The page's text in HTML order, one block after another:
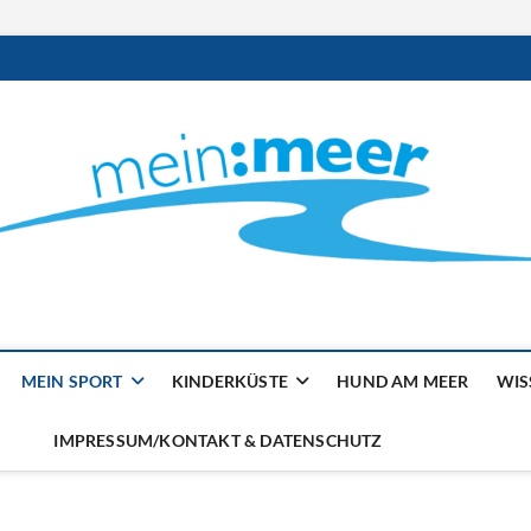
MEIN SPORT KINDERKÜSTE HUND AM MEER
IMPRESSUM/KONTAKT & DATENSCHUTZ